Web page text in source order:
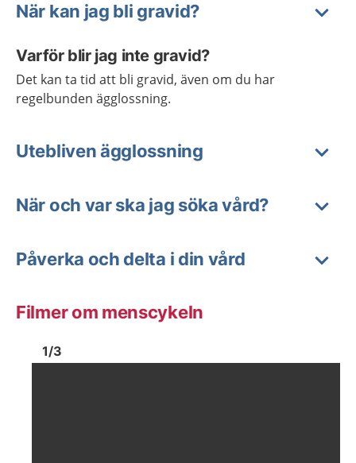
När kan jag bli gravid?
Varför blir jag inte gravid?
Det kan ta tid att bli gravid, även om du har
regelbunden ägglossning.
Utebliven ägglossning
När och var ska jag söka vård?
Påverka och delta i din vård
Filmer om menscykeln
Bild 1
1/3